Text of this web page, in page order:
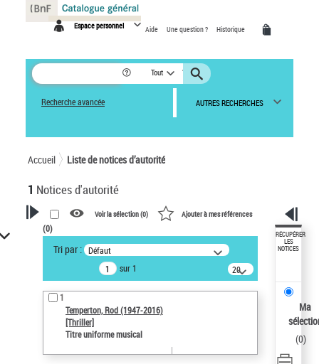
Espace personnel Aide Une question ? Historique
Tout
Recherche avancée AUTRES RECHERCHES
Accueil Liste de notices d’autorité
1 Notices d'autorité
VOTRE RECHERCHE
Recherche avancée dans les
notices d’autorité
Œuvres liées à l'auteur :
Temperton, Rod (1947-2016)
Voir la sélection (0) Ajouter à mes références
(0)
Tri par : Défaut
sur 1
20
résultats/page
1
Temperton, Rod (1947-2016)
[Thriller]
Titre uniforme musical
RÉCUPÉRER
LES
NOTICES
Ma
(0)
Panneau de gestion des cookies